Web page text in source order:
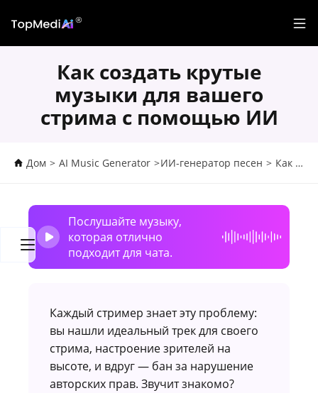
Как создать крутые
музыки для вашего
стрима с помощью ИИ
Дом > AI Music Generator >ИИ-генератор песен > Как создать крутые музыки для вашего стрима с помощью ИИ
Послушайте музыку,
которая отлично
подходит для чата.
Каждый стример знает эту проблему:
вы нашли идеальный трек для своего
стрима, настроение зрителей на
высоте, и вдруг — бан за нарушение
авторских прав. Звучит знакомо?